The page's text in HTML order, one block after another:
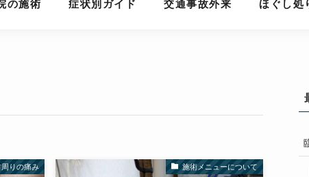
の施術 症状別ガイド 交通事故外来 ほぐし処
りの痛み 施術メニューについて